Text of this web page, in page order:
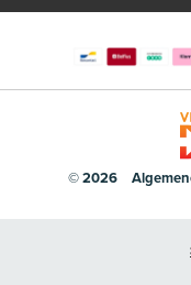
© 2026